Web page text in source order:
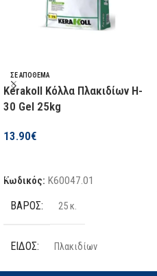
ΨΎΧΟΥΣ
ΜΈΓΕΘΟΣ 10/XL,8/M
ΣΕ ΑΠΌΘΕΜΑ
Kerakoll Κόλλα Πλακιδίων H-
30 Gel 25kg
13.90€
Κωδικός: K60047.01
ΒΆΡΟΣ 25 κ.
ΕΊΔΟΣ Πλακιδίων